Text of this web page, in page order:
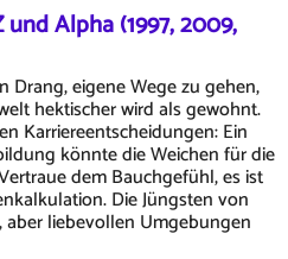
Alpha (1997, 2009,
Drang, eigene Wege zu gehen,
hektischer wird als gewohnt.
Karriereentscheidungen: Ein
könnte die Weichen für die
dem Bauchgefühl, es ist
Die Jüngsten von
liebevollen Umgebungen